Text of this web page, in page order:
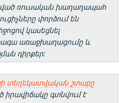
ռուսական խաղաղապահ
փորձում են
կասեցնել
առաջխաղացումը և
դիրքեր:
տեղեկատվական շտաբը
իրավիճակը գտնվում է